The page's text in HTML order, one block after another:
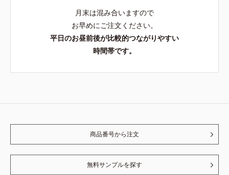
月末は混み合いますので
お早めにご注文ください。
平日のお昼前後が比較的つながりやすい
時間帯です。
商品番号から注文
無料サンプルを探す